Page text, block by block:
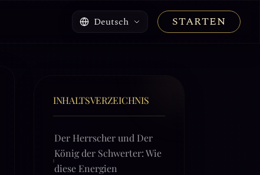
Deutsch STARTEN
INHALTSVERZEICHNIS
Der Herrscher und Der
König der Schwerter: Wie
diese Energien